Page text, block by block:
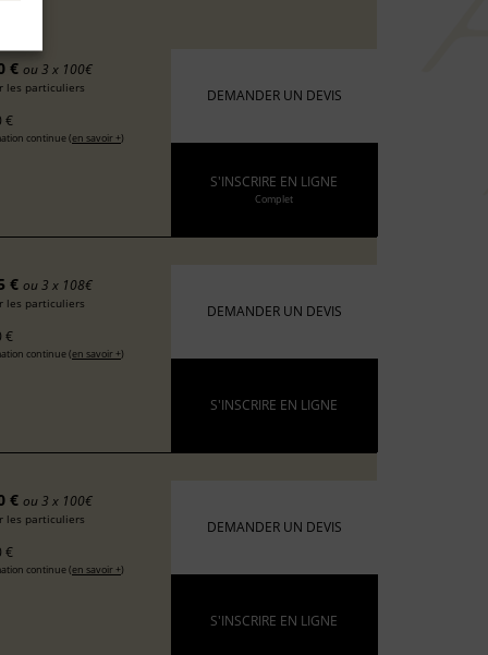
€ ou 3 x 100€
les particuliers
€
continue (en savoir +)
DEMANDER UN DEVIS
S'INSCRIRE EN LIGNE
Complet
€ ou 3 x 108€
les particuliers
€
continue (en savoir +)
DEMANDER UN DEVIS
S'INSCRIRE EN LIGNE
€ ou 3 x 100€
les particuliers
€
continue (en savoir +)
DEMANDER UN DEVIS
S'INSCRIRE EN LIGNE